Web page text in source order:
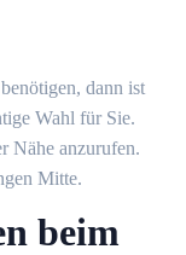
dann ist
Wahl für Sie.
Nähe anzurufen.
Mitte.
beim